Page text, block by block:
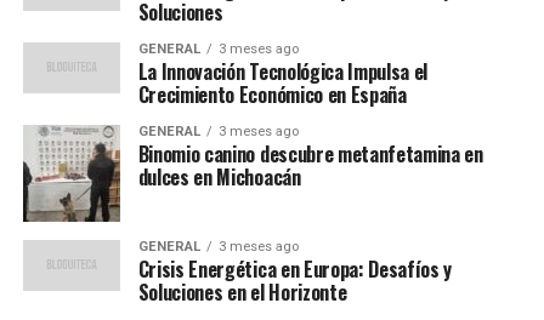
Según el economista Juan Pérez, “la tecnología ofrece a
las economías emergentes la oportunidad de superar
barreras tradicionales y competir en el escenario global.
La clave está en la inversión en infraestructura
tecnológica y educación.”
Desafíos y Oportunidades
Soluciones
GENERAL 3 meses ago
La Innovación Tecnológica Impulsa el
Crecimiento Económico en España
GENERAL 3 meses ago
Binomio canino descubre metanfetamina en
dulces en Michoacán
GENERAL 3 meses ago
Crisis Energética en Europa: Desafíos y
Soluciones en el Horizonte